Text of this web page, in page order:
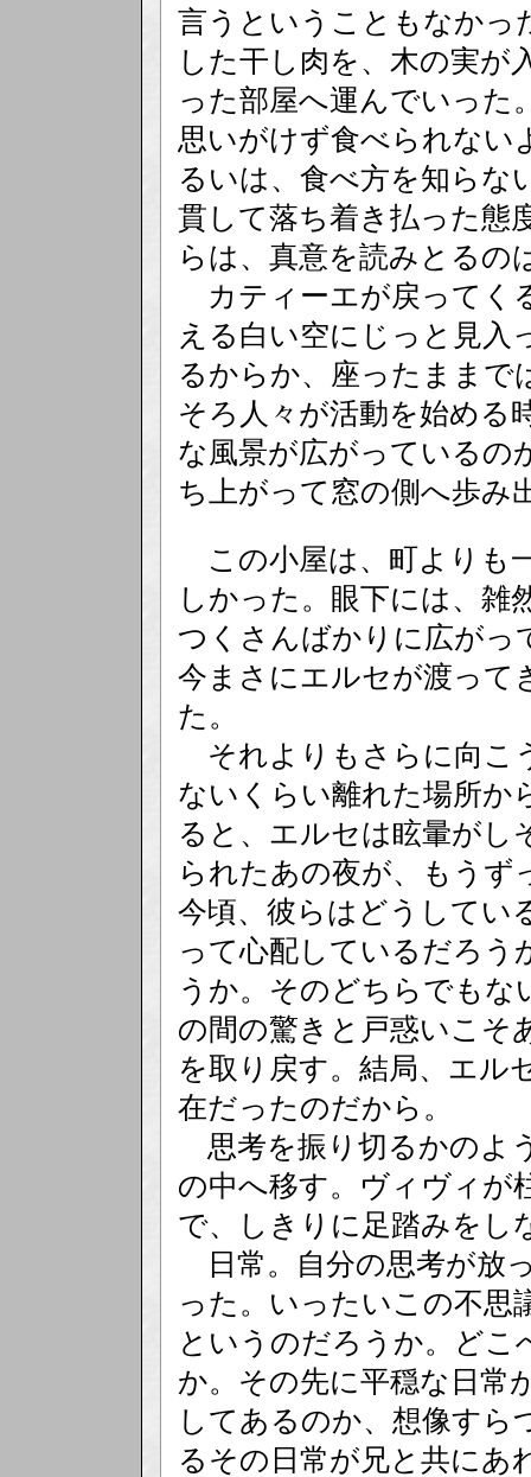
言うということもなかっ
した干し肉を、木の実が
った部屋へ運んでいった
思いがけず食べられない
るいは、食べ方を知らな
貫して落ち着き払った態
らは、真意を読みとるの
カティーエが戻ってく
える白い空にじっと見入
るからか、座ったままで
そろ人々が活動を始める
な風景が広がっているの
ち上がって窓の側へ歩み
この小屋は、町よりも
しかった。眼下には、雑
つくさんばかりに広がっ
今まさにエルセが渡って
た。
それよりもさらに向こ
ないくらい離れた場所か
ると、エルセは眩暈がし
られたあの夜が、もうず
今頃、彼らはどうしてい
って心配しているだろう
うか。そのどちらでもな
の間の驚きと戸惑いこそ
を取り戻す。結局、エル
在だったのだから。
思考を振り切るかのよ
の中へ移す。ヴィヴィが
で、しきりに足踏みをし
日常。自分の思考が放
った。いったいこの不思
というのだろうか。ど
か。その先に平穏な日常
してあるのか、想像すら
るその日常が兄と共にあ